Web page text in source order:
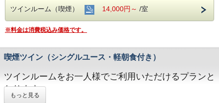
※駐車場のご予約は出来ません。
●満室の場合でも空きがある場合もございます。お電
話にて確認ください。
●キャンセルにつきましては、ご宿泊開始日を起算と
し以下の通り申し受けます。
・ご宿泊日二日前まで・・・ 無料
・ご宿泊日前日・・・ 宿泊料金の30%
・ご宿泊日当日、連絡なき不泊・・・ 宿泊料金の
ツインルーム（喫煙） 14,000円～ /室
※料金は消費税込み価格です。
喫煙ツイン（シングルユース・軽朝食付き）
ツインルームをお一人様でご利用いただけるプランと
なります。
もっと見る